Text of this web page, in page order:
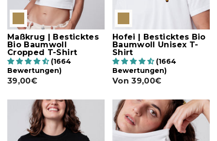
Maßkrug | Besticktes
Bio Baumwoll
Cropped T-Shirt
(1664
Bewertungen)
39,00€
Hofei | Besticktes Bio
Baumwoll Unisex T-
Shirt
(1664
Bewertungen)
Von 39,00€